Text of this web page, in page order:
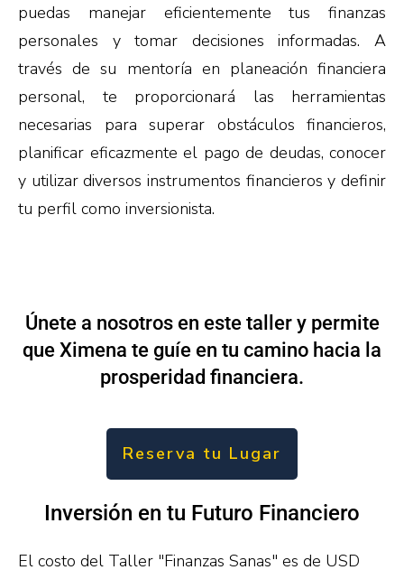
puedas manejar eficientemente tus finanzas
personales y tomar decisiones informadas. A
través de su mentoría en planeación financiera
personal, te proporcionará las herramientas
necesarias para superar obstáculos financieros,
planificar eficazmente el pago de deudas, conocer
y utilizar diversos instrumentos financieros y definir
tu perfil como inversionista.
Únete a nosotros en este taller y permite
que Ximena te guíe en tu camino hacia la
prosperidad financiera.
Reserva tu Lugar
Inversión en tu Futuro Financiero
El costo del Taller "Finanzas Sanas" es de USD